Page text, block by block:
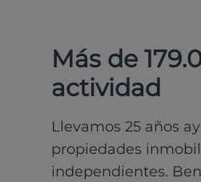
Más de
actividad
Llevamos 25 años
propiedades
independientes.